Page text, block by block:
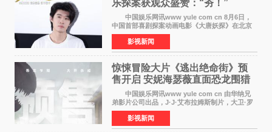
乐探案获观众盛赞：“夯！”
中国娱乐网讯www yule com cn 8月6日，
中国首部喜剧探案动画电影《大唐妖探》在北京
举办电影首映礼。导演程腾、联合导演黄珉、总
制片人曹紫建、制片人李莹莹，配音导演张喆，
对白指导程寅，领
影视新闻
惊悚冒险大片《逃出绝命街》预
售开启 安妮海瑟薇直面恐龙围猎
中国娱乐网讯www yule com cn 由华纳兄
弟影片公司出品，J·J·艾布拉姆斯制片，大卫·罗
伯特·米切尔执导，好莱坞巨星安妮·海瑟薇和伊万
·麦克格雷格领衔主演的2026暑期惊悚冒险大片
《逃出绝
影视新闻